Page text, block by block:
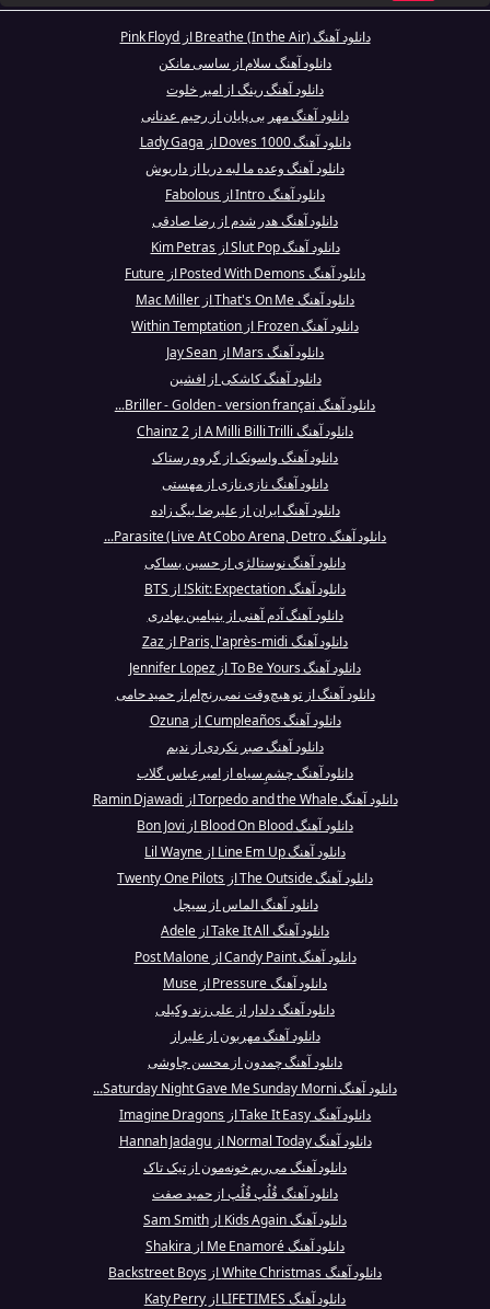
دانلود آهنگ Breathe (In the Air) از Pink Floyd
دانلود آهنگ سلام از ساسی مانکن
دانلود آهنگ رینگ از امیر خلوت
دانلود آهنگ مهر بی پایان از رحیم عدنانی
دانلود آهنگ 1000 Doves از Lady Gaga
دانلود آهنگ وعده ما لبه دریا از داریوش
دانلود آهنگ Intro از Fabolous
دانلود آهنگ هدر شدم از رضا صادقی
دانلود آهنگ Slut Pop از Kim Petras
دانلود آهنگ Posted With Demons از Future
دانلود آهنگ That's On Me از Mac Miller
دانلود آهنگ Frozen از Within Temptation
دانلود آهنگ Mars از Jay Sean
دانلود آهنگ کاشکی از افشین
دانلود آهنگ Briller - Golden - version françai...
دانلود آهنگ A Milli Billi Trilli از 2 Chainz
دانلود آهنگ واسونک از گروه رستاک
دانلود آهنگ نازی نازی از مهستی
دانلود آهنگ ایران از علیرضا بیگ زاده
دانلود آهنگ Parasite (Live At Cobo Arena, Detro...
دانلود آهنگ نوستالژی از حسین بساکی
دانلود آهنگ Skit: Expectation! از BTS
دانلود آهنگ آدم آهنی از بنیامین بهادری
دانلود آهنگ Paris, l'après-midi از Zaz
دانلود آهنگ To Be Yours از Jennifer Lopez
دانلود آهنگ از تو هیچ‌وقت نمی‌رنج‌ام از حمید حامی
دانلود آهنگ Cumpleaños از Ozuna
دانلود آهنگ صبر نکردی از ندیم
دانلود آهنگ چشمِ سیاه از امیرعباس گلاب
دانلود آهنگ Torpedo and the Whale از Ramin Djawadi
دانلود آهنگ Blood On Blood از Bon Jovi
دانلود آهنگ Line Em Up از Lil Wayne
دانلود آهنگ The Outside از Twenty One Pilots
دانلود آهنگ الماس از سیجل
دانلود آهنگ Take It All از Adele
دانلود آهنگ Candy Paint از Post Malone
دانلود آهنگ Pressure از Muse
دانلود آهنگ دلدار از علی زند وکیلی
دانلود آهنگ مهربون از علیراز
دانلود آهنگ چمدون از محسن چاوشی
دانلود آهنگ Saturday Night Gave Me Sunday Morni...
دانلود آهنگ Take It Easy از Imagine Dragons
دانلود آهنگ Normal Today از Hannah Jadagu
دانلود آهنگ می‌ریم خونه‌مون از تیک تاک
دانلود آهنگ قُلُپ قُلُپ از حمید صفت
دانلود آهنگ Kids Again از Sam Smith
دانلود آهنگ Me Enamoré از Shakira
دانلود آهنگ White Christmas از Backstreet Boys
دانلود آهنگ LIFETIMES از Katy Perry